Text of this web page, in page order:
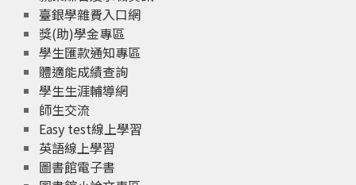
臺銀學雜費入口網
獎(助)學金專區
學生匯款通知專區
體適能成績查詢
學生生涯輔導網
師生交流
Easy test線上學習
英語線上學習
圖書館電子書